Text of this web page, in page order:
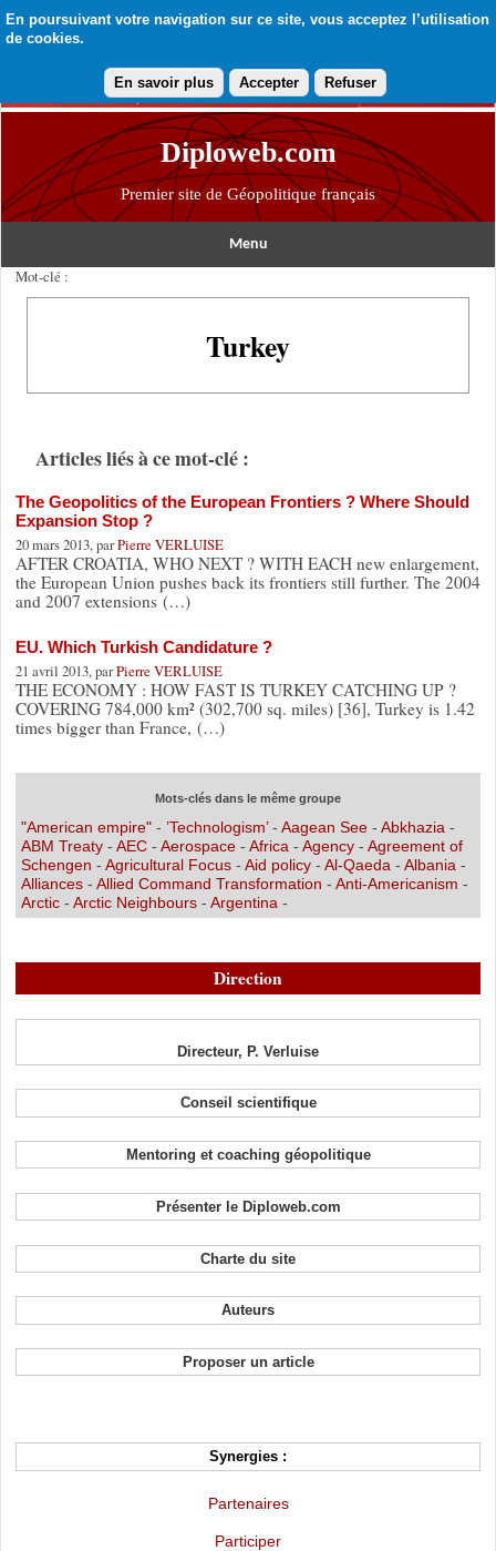
En poursuivant votre navigation sur ce site, vous acceptez l’utilisation
de cookies.
En savoir plus Accepter Refuser
Diploweb.com
Premier site de Géopolitique français
Menu
Mot-clé :
Turkey
Articles liés à ce mot-clé :
The Geopolitics of the European Frontiers ? Where Should
Expansion Stop ?
20 mars 2013, parPierre VERLUISE
AFTER CROATIA, WHO NEXT ? WITH EACH new enlargement,
the European Union pushes back its frontiers still further. The 2004
and 2007 extensions (…)
EU. Which Turkish Candidature ?
21 avril 2013, parPierre VERLUISE
THE ECONOMY : HOW FAST IS TURKEY CATCHING UP ?
COVERING 784,000 km² (302,700 sq. miles) [36], Turkey is 1.42
times bigger than France, (…)
Mots-clés dans le même groupe
"American empire"- ’Technologism’- Aagean See- Abkhazia -
ABM Treaty- AEC- Aerospace- Africa - Agency- Agreement of
Schengen - Agricultural Focus - Aid policy- Al-Qaeda - Albania -
Alliances- Allied Command Transformation - Anti-Americanism -
Arctic- Arctic Neighbours- Argentina -
Direction
Directeur, P. Verluise
Conseil scientifique
Mentoring et coaching géopolitique
Présenter le Diploweb.com
Charte du site
Auteurs
Proposer un article
Synergies :
Partenaires
Participer